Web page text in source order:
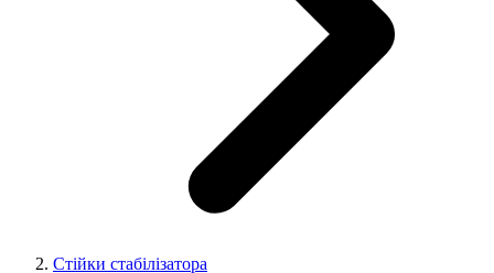
Стійки стабілізатора